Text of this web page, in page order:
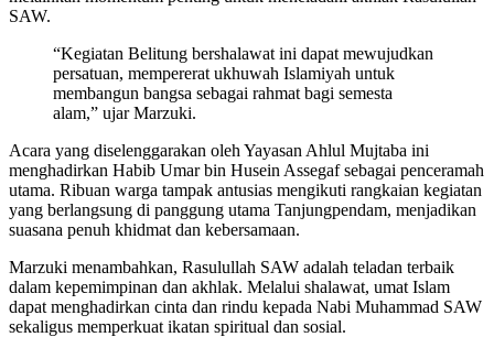
SAW.
“Kegiatan Belitung bershalawat ini dapat mewujudkan
persatuan, mempererat ukhuwah Islamiyah untuk
membangun bangsa sebagai rahmat bagi semesta
alam,” ujar Marzuki.
Acara yang diselenggarakan oleh Yayasan Ahlul Mujtaba ini
menghadirkan Habib Umar bin Husein Assegaf sebagai penceramah
utama. Ribuan warga tampak antusias mengikuti rangkaian kegiatan
yang berlangsung di panggung utama Tanjungpendam, menjadikan
suasana penuh khidmat dan kebersamaan.
Marzuki menambahkan, Rasulullah SAW adalah teladan terbaik
dalam kepemimpinan dan akhlak. Melalui shalawat, umat Islam
dapat menghadirkan cinta dan rindu kepada Nabi Muhammad SAW
sekaligus memperkuat ikatan spiritual dan sosial.